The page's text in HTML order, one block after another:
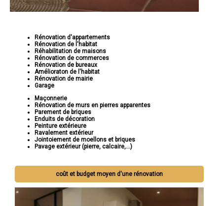
Rénovation d'appartements
Rénovation de l'habitat
Réhabilitation de maisons
Rénovation de commerces
Rénovation de bureaux
Amélioraton de l'habitat
Rénovation de mairie
Garage
Maçonnerie
Rénovation de murs en pierres apparentes
Parement de briques
Enduits de décoration
Peinture extérieure
Ravalement extérieur
Jointoiement de moellons et briques
Pavage extérieur (pierre, calcaire,...)
coût et budget moyen d'une rénovation